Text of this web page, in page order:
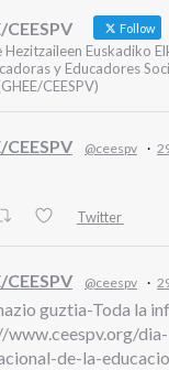
CEESPV Follow
Hezitzaileen Euskadiko
y Educadores
CEESPV)
CEESPV @ceespv ·
Twitter
CEESPV @ceespv ·
guztia-Toda la
www.ceespv.org/dia-
de-la-